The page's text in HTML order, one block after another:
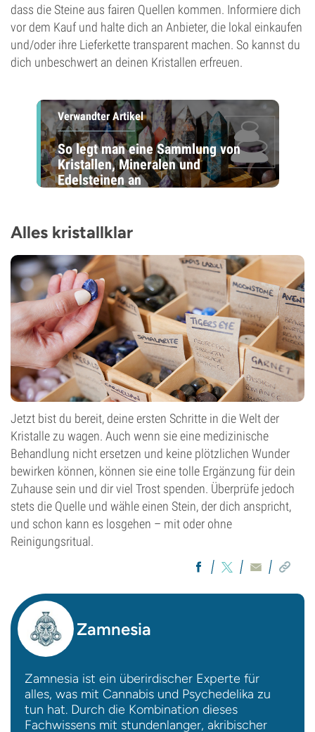
dass die Steine aus fairen Quellen kommen. Informiere dich
vor dem Kauf und halte dich an Anbieter, die lokal einkaufen
und/oder ihre Lieferkette transparent machen. So kannst du
dich unbeschwert an deinen Kristallen erfreuen.
Verwandter Artikel
So legt man eine Sammlung von
Kristallen, Mineralen und
Edelsteinen an
Alles kristallklar
Jetzt bist du bereit, deine ersten Schritte in die Welt der
Kristalle zu wagen. Auch wenn sie eine medizinische
Behandlung nicht ersetzen und keine plötzlichen Wunder
bewirken können, können sie eine tolle Ergänzung für dein
Zuhause sein und dir viel Trost spenden. Überprüfe jedoch
stets die Quelle und wähle einen Stein, der dich anspricht,
und schon kann es losgehen – mit oder ohne
Reinigungsritual.
Zamnesia
Zamnesia ist ein überirdischer Experte für
alles, was mit Cannabis und Psychedelika zu
tun hat. Durch die Kombination dieses
Fachwissens mit stundenlanger, akribischer